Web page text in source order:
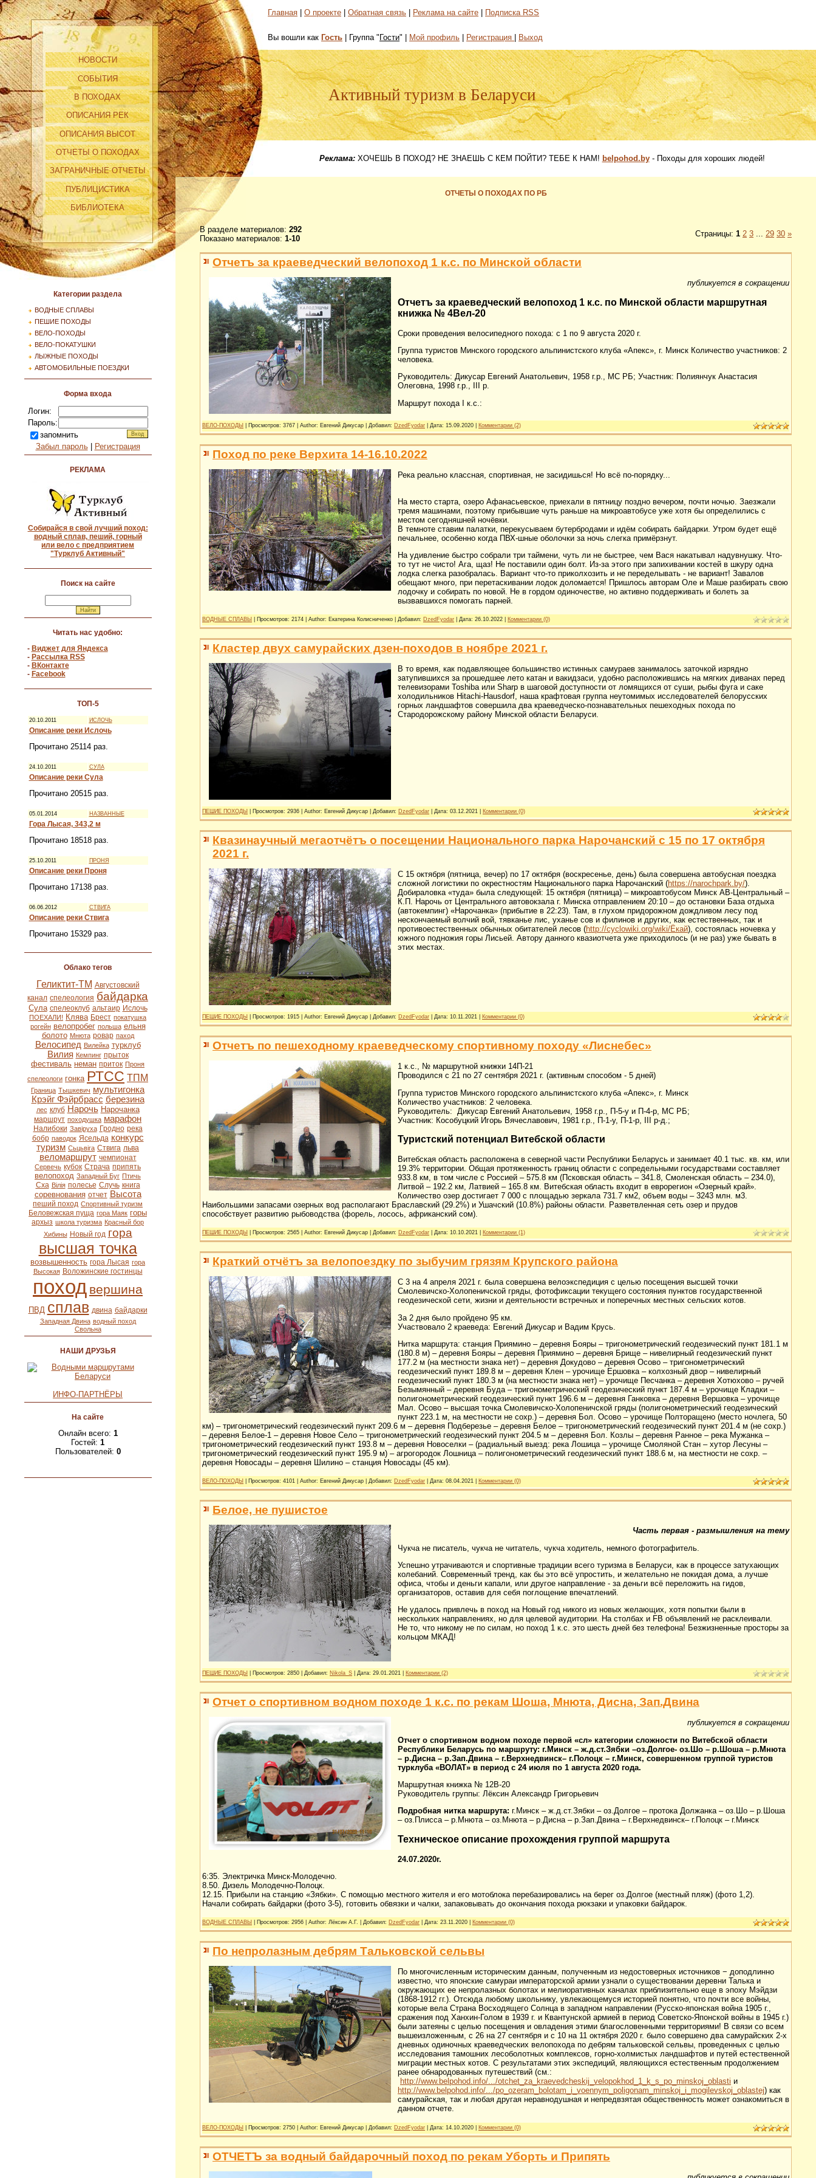
НОВОСТИ
СОБЫТИЯ
В ПОХОДАХ
ОПИСАНИЯ РЕК
ОПИСАНИЯ ВЫСОТ
ОТЧЕТЫ О ПОХОДАХ
ЗАГРАНИЧНЫЕ ОТЧЕТЫ
ПУБЛИЦИСТИКА
БИБЛИОТЕКА
Категории раздела
ВОДНЫЕ СПЛАВЫ
ПЕШИЕ ПОХОДЫ
ВЕЛО-ПОХОДЫ
ВЕЛО-ПОКАТУШКИ
ЛЫЖНЫЕ ПОХОДЫ
АВТОМОБИЛЬНЫЕ ПОЕЗДКИ
Форма входа
Логин:
Пароль:
запомнить
Забыл пароль| Регистрация
РЕКЛАМА
Собирайся в свой лучший поход:
водный сплав, пеший, горный
или вело с предприятием
"Турклуб Активный"
Поиск на сайте
Читать нас удобно:
- Виджет для Яндекса
- Рассылка RSS
- ВКонтакте
- Facebook
ТОП-5
20.10.2011 ИСЛОЧЬ
Описание реки Ислочь
Прочитано 25114 раз.
24.10.2011 СУЛА
Описание реки Сула
Прочитано 20515 раз.
05.01.2014 НАЗВАННЫЕ
Гора Лысая, 343,2 м
Прочитано 18518 раз.
25.10.2011 ПРОНЯ
Описание реки Проня
Прочитано 17138 раз.
06.06.2012 СТВИГА
Описание реки Ствига
Прочитано 15329 раз.
Облако тегов
Геликтит-ТМ Августовский
канал спелеология байдарка
Сула спелеоклуб альтаир Ислочь
ПОЕХАЛИ! Клява Брест покатушка
рогейн велопробег польша ельня
болото Мнюта ровар паход
Велосипед Вилейка турклуб
Вилия Кемпинг прыток
фестиваль неман приток Проня
спелеологи гонка РТСС ТПМ
Граница Тышкевич мультигонка
Крэйг Фэйрбрасс березина
лес клуб Нарочь Нарочанка
маршрут походушка марафон
Налибоки Завіруха Гродно река
бобр паводок Ясельда конкурс
туризм Сьцьвіга Ствига льва
веломаршрут чемпионат
Сервечь кубок Страча припять
велопоход Западный Буг Птичь
Сха Вілія полесье Случь книга
соревнования отчет Высота
пеший поход Спортивный туризм
Беловежская пуща гора Маяк горы
архыз школа туризма Красный бор
Хибины Новый год гора
высшая точка
возвышенность гора Лысая гора
Высокая Воложинские гостинцы
поход вершина
ПВД сплав двина байдарки
Западная Двина водный поход
Свольна
НАШИ ДРУЗЬЯ
ИНФО-ПАРТНЁРЫ
На сайте
Онлайн всего: 1
Гостей: 1
Пользователей: 0
Главная О проекте Обратная связь Реклама на сайте Подписка RSS
Вы вошли как Гость | Группа " Гости" | Мой профиль Регистрация Выход
Активный туризм в Беларуси
Реклама: ХОЧЕШЬ В ПОХОД? НЕ ЗНАЕШЬ С КЕМ ПОЙТИ? ТЕБЕ К НАМ! belpohod.by- Походы для хороших людей!
ОТЧЕТЫ О ПОХОДАХ ПО РБ
В разделе материалов: 292
Показано материалов: 1-10
Страницы: 1 2 3 ... 29 30 »
Отчетъ за краеведческий велопоход 1 к.с. по Минской области
публикуется в сокращении
Отчетъ за краеведческий велопоход 1 к.с. по Минской области маршрутная
книжка № 4Вел-20
Сроки проведения велосипедного похода: с 1 по 9 августа 2020 г.
Группа туристов Минского городского альпинистского клуба «Апекс», г. Минск Количество участников: 2
человека.
Руководитель: Дикусар Евгений Анатольевич, 1958 г.р., МС РБ; Участник: Полиянчук Анастасия
Олеговна, 1998 г.р., III р.
Маршрут похода I к.с.:
ВЕЛО-ПОХОДЫ | Просмотров: 3767 | Author: Евгений Дикусар | Добавил: DzedFyodar | Дата: 15.09.2020 Комментарии (2)
Поход по реке Верхита 14-16.10.2022
Река реально классная, спортивная, не засидишься! Но всё по-порядку...
На место старта, озеро Афанасьевское, приехали в пятницу поздно вечером, почти ночью. Заезжали
тремя машинами, поэтому прибывшие чуть раньше на микроавтобусе уже хотя бы определились с
местом сегодняшней ночёвки.
В темноте ставим палатки, перекусываем бутербродами и идём собирать байдарки. Утром будет ещё
печальнее, особенно когда ПВХ-шные оболочки за ночь слегка примёрзнут.
На удивление быстро собрали три таймени, чуть ли не быстрее, чем Вася накатывал надувнушку. Что-
то тут не чисто! Ага, щаз! Не поставили один болт. Из-за этого при запихивании костей в шкуру одна
лодка слегка разобралась. Вариант что-то приколхозить и не переделывать - не вариант! Завалов
обещают много, при перетаскивании лодок доломается! Пришлось авторам Оле и Маше разбирать свою
лодочку и собирать по новой. Не в гордом одиночестве, но активно поддерживать и болеть за
вызвавшихся помогать парней.
ВОДНЫЕ СПЛАВЫ | Просмотров: 2174 | Author: Екатерина Колисниченко | Добавил: DzedFyodar | Дата: 26.10.2022 Комментарии (0)
Кластер двух самурайских дзен-походов в ноябре 2021 г.
В то время, как подавляющее большинство истинных самураев занималось заточкой изрядно
затупившихся за прошедшее лето катан и вакидзаси, удобно расположившись на мягких диванах перед
телевизорами Toshiba или Sharp в шаговой доступности от ломящихся от суши, рыбы фуга и саке
холодильников Hitachi-Hausdorf, наша крафтовая группа неутомимых исследователей белорусских
горных ландшафтов совершила два краеведческо-познавательных пешеходных похода по
Стародорожскому району Минской области Беларуси.
ПЕШИЕ ПОХОДЫ | Просмотров: 2936 | Author: Евгений Дикусар | Добавил: DzedFyodar | Дата: 03.12.2021 Комментарии (0)
Квазинаучный мегаотчётъ о посещении Национального парка Нарочанский с 15 по 17 октября
2021 г.
С 15 октября (пятница, вечер) по 17 октября (воскресенье, день) была совершена автобусная поездка
сложной логистики по окрестностям Национального парка Нарочанский (https://narochpark.by/).
Добираловка «туда» была следующей: 15 октября (пятница) – микроавтобусом Минск АВ-Центральный –
К.П. Нарочь от Центрального автовокзала г. Минска отправлением 20:10 – до остановки База отдыха
(автокемпинг) «Нарочанка» (прибытие в 22:23). Там, в глухом придорожном дождливом лесу под
нескончаемый волчий вой, тявканье лис, уханье сов и филинов и других, как естественных, так и
противоестественных обычных обитателей лесов (http://cyclowiki.org/wiki/Ёкай), состоялась ночевка у
южного подножия горы Лисьей. Автору данного квазиотчета уже приходилось (и не раз) уже бывать в
этих местах.
ПЕШИЕ ПОХОДЫ | Просмотров: 1915 | Author: Евгений Дикусар | Добавил: DzedFyodar | Дата: 10.11.2021 Комментарии (0)
Отчетъ по пешеходному краеведческому спортивному походу «Лиснебес»
1 к.с., № маршрутной книжки 14П-21
Проводился с 21 по 27 сентября 2021 г. (активным способом - 5 дней)
Группа туристов Минского городского альпинистского клуба «Апекс», г. Минск
Количество участников: 2 человека.
Руководитель: Дикусар Евгений Анатольевич, 1958 г.р., П-5-у и П-4-р, МС РБ;
Участник: Кособуцкий Игорь Вячеславович, 1981 г.р., П-1-у, П-1-р, III р-д.;
Туристский потенциал Витебской области
Витебская область расположена в северной части Республики Беларусь и занимает 40.1 тыс. кв. км, или
19.3% территории. Общая протяженность границ области с сопредельными государствами составляет
933.8 км , в том числе с Россией – 575.8 км (Псковская область – 341.8, Смоленская область – 234.0),
Литвой – 192.2 км , Латвией – 165.8 км . Витебская область входит в еврорегион «Озерный край».
Количество озер достигает 7 000 с площадью зеркала 731.7 км2, объем воды – 3243 млн. м3.
Наибольшими запасами озерных вод располагают Браславский (29.2%) и Ушачский (10.8%) районы области. Разветвленная сеть озер и прудов
способствует развитию рыбоводства (форель, лосось, африканский сом).
ПЕШИЕ ПОХОДЫ | Просмотров: 2565 | Author: Евгений Дикусар | Добавил: DzedFyodar | Дата: 10.10.2021 Комментарии (1)
Краткий отчётъ за велопоездку по зыбучим грязям Крупского района
С 3 на 4 апреля 2021 г. была совершена велоэкспедиция с целью посещения высшей точки
Смолевичско-Холопеничской гряды, фотофиксации текущего состояния пунктов государственной
геодезической сети, жизни и деятельности встречных и поперечных местных сельских котов.
За 2 дня было пройдено 95 км.
Участвовало 2 краеведа: Евгений Дикусар и Вадим Крусь.
Нитка маршрута: станция Приямино – деревня Бояры – тригонометрический геодезический пункт 181.1 м
(180.8 м) – деревня Бояры – деревня Приямино – деревня Брище – нивелирный геодезический пункт
177.2 м (на местности знака нет) – деревня Докудово – деревня Осово – тригонометрический
геодезический пункт 189.8 м – деревня Клен – урочище Ершовка – колхозный двор – нивелирный
геодезический пункт 180.3 м (на местности знака нет) – урочище Песчанка – деревня Хотюхово – ручей
Безымянный – деревня Буда – тригонометрический геодезический пункт 187.4 м – урочище Кладки –
полигонометрический геодезический пункт 196.6 м – деревня Ганковка – деревня Вершовка – урочище
Мал. Осово – высшая точка Смолевичско-Холопеничской гряды (полигонометрический геодезический
пункт 223.1 м, на местности не сохр.) – деревня Бол. Осово – урочище Полторащено (место ночлега, 50
км) – тригонометрический геодезический пункт 209.6 м – деревня Подберезье – деревня Белое – тригонометрический геодезический пункт 201.4 м (не сохр.)
– деревня Белое-1 – деревня Новое Село – тригонометрический геодезический пункт 204.5 м – деревня Бол. Козлы – деревня Ранное – река Мужанка –
тригонометрический геодезический пункт 193.8 м – деревня Новоселки – (радиальный выезд: река Лошица – урочище Смоляной Стан – хутор Лесуны –
тригонометрический геодезический пункт 195.9 м) – агрогородок Лошница – полигонометрический геодезический пункт 188.6 м, на местности не сохр. –
деревня Новосады – деревня Шилино – станция Новосады (45 км).
ВЕЛО-ПОХОДЫ | Просмотров: 4101 | Author: Евгений Дикусар | Добавил: DzedFyodar | Дата: 08.04.2021 Комментарии (0)
Белое, не пушистое
Часть первая - размышления на тему
Чукча не писатель, чукча не читатель, чукча ходитель, немного фотографитель.
Успешно утрачиваются и спортивные традиции всего туризма в Беларуси, как в процессе затухающих
колебаний. Современный тренд, как бы это всё упростить, и желательно не покидая дома, а лучше
офиса, чтобы и деньги капали, или другое направление - за деньги всё переложить на гидов,
организаторов, оставив для себя поглощение впечатлений.
Не удалось привлечь в поход на Новый год никого из новых желающих, хотя попытки были в
нескольких направлениях, но для целевой аудитории. На столбах и FB объявлений не расклеивали.
Не то, что никому не по силам, но поход 1 к.с. это шесть дней без телефона! Безжизненные просторы за
кольцом МКАД!
ПЕШИЕ ПОХОДЫ | Просмотров: 2850 | Добавил: Nikola_S | Дата: 29.01.2021 Комментарии (2)
Отчет о спортивном водном походе 1 к.с. по рекам Шоша, Мнюта, Дисна, Зап.Двина
публикуется в сокращении
Отчет о спортивном водном походе первой «сл» категории сложности по Витебской области
Республики Беларусь по маршруту: г.Минск – ж.д.ст.Зябки –оз.Долгое- оз.Шо – р.Шоша – р.Мнюта
– р.Дисна – р.Зап.Двина – г.Верхнедвинск– г.Полоцк – г.Минск, совершенном группой туристов
турклуба «ВОЛАТ» в период с 24 июля по 1 августа 2020 года.
Маршрутная книжка № 12В-20
Руководитель группы: Лёксин Александр Григорьевич
Подробная нитка маршрута: г.Минск – ж.д.ст.Зябки – оз.Долгое – протока Должанка – оз.Шо – р.Шоша
– оз.Плисса – р.Мнюта – оз.Мнюта – р.Дисна – р.Зап.Двина – г.Верхнедвинск– г.Полоцк – г.Минск
Техническое описание прохождения группой маршрута
24.07.2020г.
6:35. Электричка Минск-Молодечно.
8.50. Дизель Молодечно-Полоцк.
12.15. Прибыли на станцию «Зябки». С помощью местного жителя и его мотоблока перебазировались на берег оз.Долгое (местный пляж) (фото 1,2).
Начали собирать байдарки (фото 3-5), готовить обвязки и чалки, запаковывать до окончания похода рюкзаки и упаковки байдарок.
ВОДНЫЕ СПЛАВЫ | Просмотров: 2956 | Author: Лёксин А.Г. | Добавил: DzedFyodar | Дата: 23.11.2020 Комментарии (0)
По непролазным дебрям Тальковской сельвы
По многочисленным историческим данным, полученным из недостоверных источников − доподлинно
известно, что японские самураи императорской армии узнали о существовании деревни Талька и
окружающих ее непролазных болотах и мелиоративных каналах приблизительно еще в эпоху Мэйдзи
(1868-1912 гг.). Отсюда любому школьнику, увлекающемуся историей понятно, что почти все войны,
которые вела Страна Восходящего Солнца в западном направлении (Русско-японская война 1905 г.,
сражения под Ханхин-Голом в 1939 г. и Квантунской армией в период Советско-Японской войны в 1945 г.)
были затеяны с целью посещения и овладения этими благословенными территориями! В связи со всем
вышеизложенным, с 26 на 27 сентября и с 10 на 11 октября 2020 г. было совершено два самурайских 2-х
дневных одиночных краеведческих велопохода по дебрям тальковской сельвы, проведенных с целью
исследования тамошних лесоболотных комплексов, горно-холмистых ландшафтов и путей естественной
миграции местных котов. С результатами этих экспедиций, являющихся естественным продолжением
ранее обнародованных путешествий (см.:
http://www.belpohod.info/.../otchet_za_kraevedcheskij_velopokhod_1_k_s_po_minskoj_oblasti и
http://www.belpohod.info/.../po_ozeram_bolotam_i_voennym_poligonam_minskoj_i_mogilevskoj_oblastej) как
самурайская, так и любая другая неравнодушная и непредвзятая общественность может ознакомиться в
данном отчете.
ВЕЛО-ПОХОДЫ | Просмотров: 2750 | Author: Евгений Дикусар | Добавил: DzedFyodar | Дата: 14.10.2020 Комментарии (0)
ОТЧЕТЪ за водный байдарочный поход по рекам Уборть и Припять